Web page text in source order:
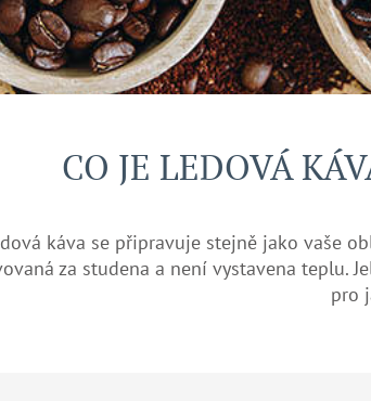
CO JE LEDOVÁ
káva se připravuje stejně jako vaše
za studena a není vystavena teplu.
pro